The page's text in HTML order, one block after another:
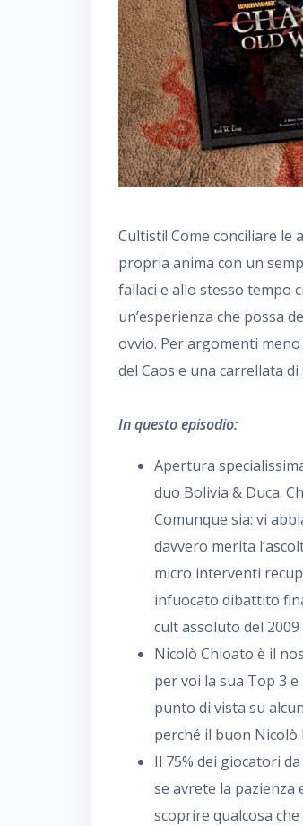
Cultisti! Come conciliare le
propria anima con un
fallaci e allo stesso tempo
un’esperienza che possa
ovvio. Per argomenti
del Caos e una carrellata
In questo episodio:
Apertura
duo Bolivia & Duca.
Comunque sia: vi
davvero merita
micro interventi
infuocato dibattito
cult assoluto del
Nicolò Chioato è il
per voi la sua Top 3
punto di vista su
perché il buon
Il 75% dei giocatori
se avrete la pazienza
scoprire qualcosa